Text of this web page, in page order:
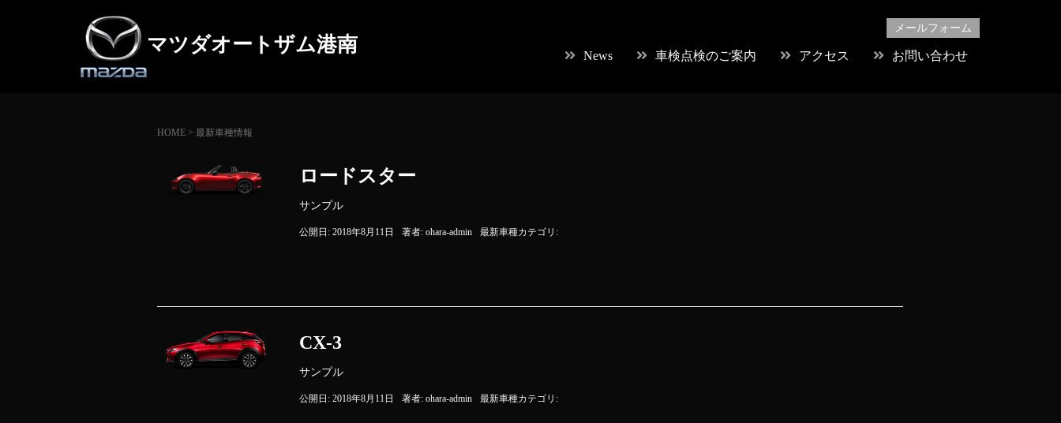
マツダオートザム港南
メールフォーム
News 車検点検のご案内 アクセス お問い合わせ
HOME >最新車種情報
ロードスター
サンプル
公開日: 2018年8月11日 著者:ohara-admin 最新車種カテゴリ:
CX-3
サンプル
公開日: 2018年8月11日 著者:ohara-admin 最新車種カテゴリ: